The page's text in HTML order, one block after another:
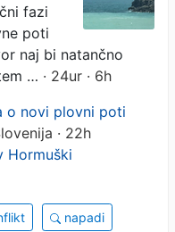
fazi
poti
naj bi natančno
… · 24ur · 6h
o novi plovni poti
· 22h
Hormuški
napadi